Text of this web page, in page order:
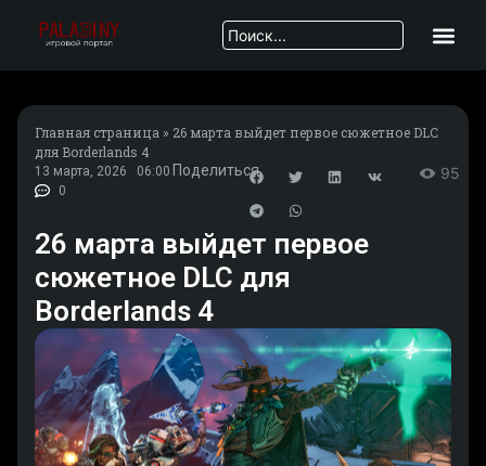
Главная страница » 26 марта выйдет первое сюжетное DLC
для Borderlands 4
13 марта, 2026
06:00
0
Поделиться 95
26 марта выйдет первое
сюжетное DLC для
Borderlands 4